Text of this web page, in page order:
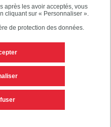
après les avoir acceptés, vous
cliquant sur « Personnaliser ».
de protection des données.
Plan du site